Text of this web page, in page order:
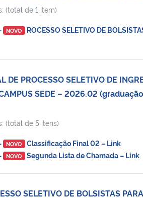
(total de 1 item)
NOVO ROCESSO SELETIVO DE
PROCESSO SELETIVO DE
SEDE – 2026.02
(total de 5 itens)
NOVO
Classificação Final 02 – Link
NOVO Segunda Lista de Chamada – Link
SELETIVO DE BOLSISTAS